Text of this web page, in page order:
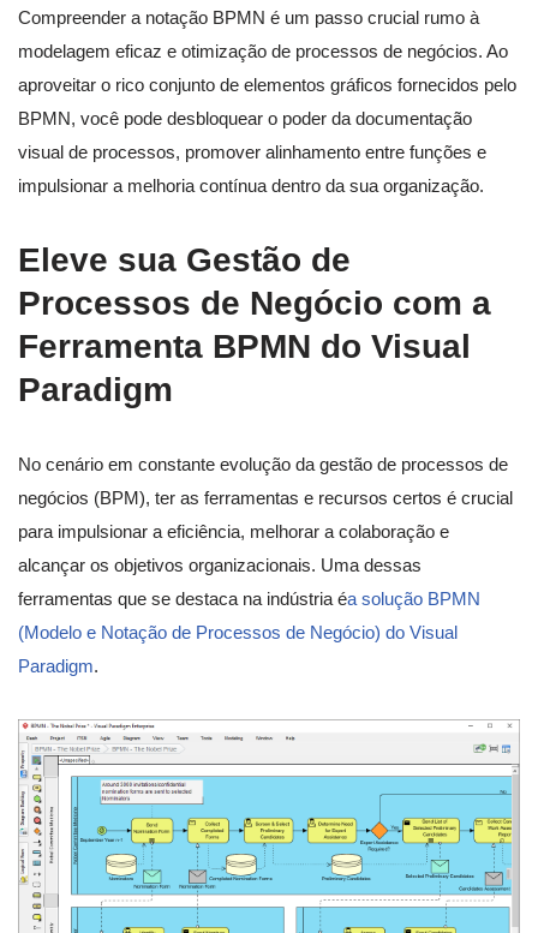
Compreender a notação BPMN é um passo crucial rumo à
modelagem eficaz e otimização de processos de negócios. Ao
aproveitar o rico conjunto de elementos gráficos fornecidos pelo
BPMN, você pode desbloquear o poder da documentação
visual de processos, promover alinhamento entre funções e
impulsionar a melhoria contínua dentro da sua organização.
Eleve sua Gestão de
Processos de Negócio com a
Ferramenta BPMN do Visual
Paradigm
No cenário em constante evolução da gestão de processos de
negócios (BPM), ter as ferramentas e recursos certos é crucial
para impulsionar a eficiência, melhorar a colaboração e
alcançar os objetivos organizacionais. Uma dessas
ferramentas que se destaca na indústria éa solução BPMN
(Modelo e Notação de Processos de Negócio) do Visual
Paradigm.